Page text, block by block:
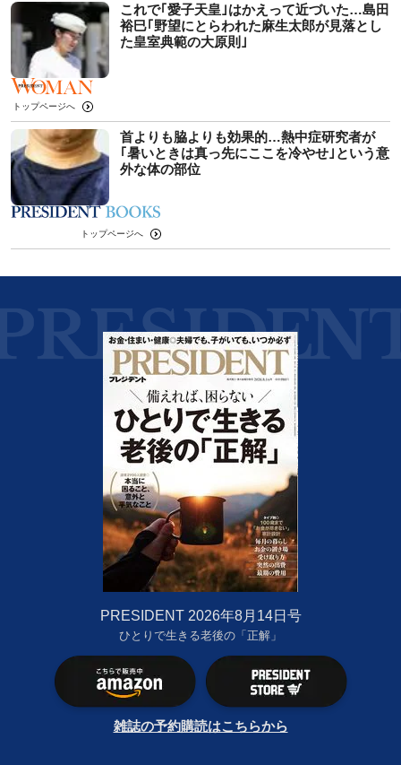
これで｢愛子天皇｣はかえって近づいた…島田
裕巳｢野望にとらわれた麻生太郎が見落とし
た皇室典範の大原則｣
トップページへ
首よりも脇よりも効果的…熱中症研究者が
｢暑いときは真っ先にここを冷やせ｣という意
外な体の部位
トップページへ
PRESIDENT 2026年8月14日号
ひとりで生きる老後の「正解」
雑誌の予約購読はこちらから